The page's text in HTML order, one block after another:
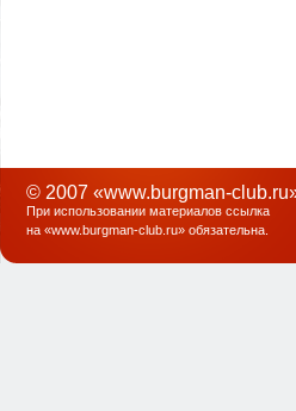
© 2007 «www.burgman-
При использовании материалов ссылка
на «www.burgman-club.ru» обязательна